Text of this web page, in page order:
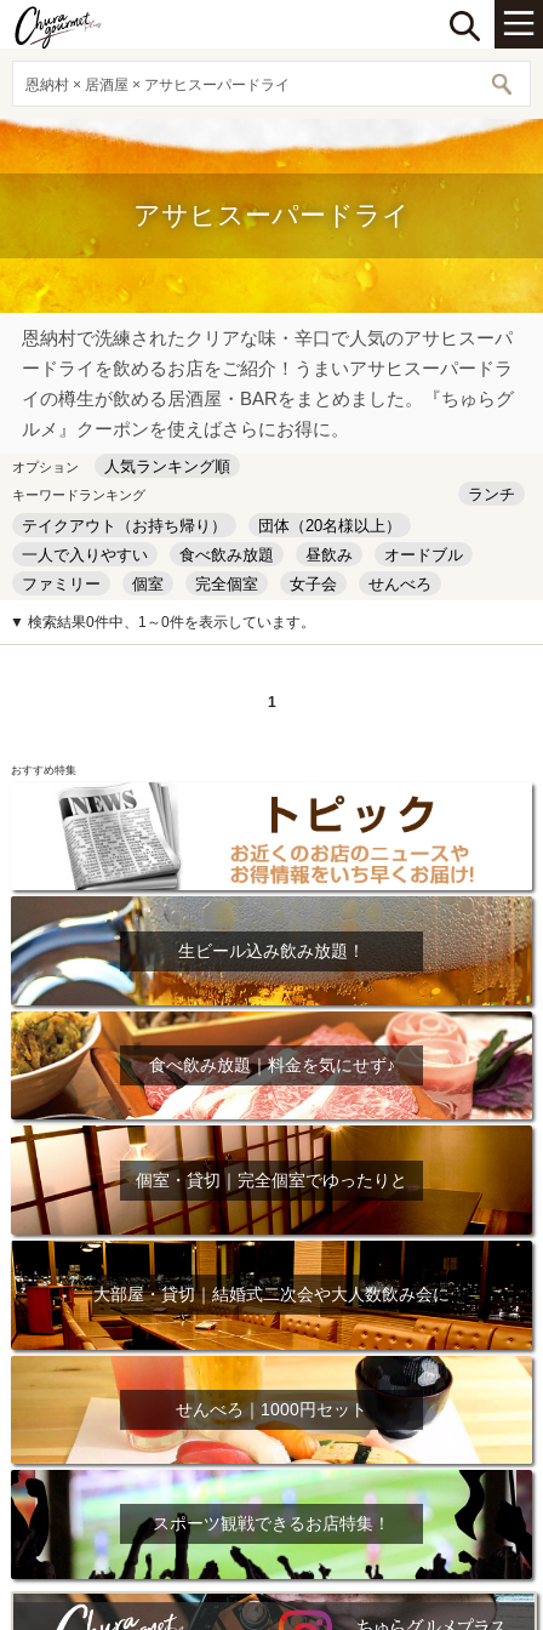
恩納村 × 居酒屋 × アサヒスーパードライ
アサヒスーパードライ
恩納村で洗練されたクリアな味・辛口で人気のアサヒスーパ
ードライを飲めるお店をご紹介！うまいアサヒスーパードラ
イの樽生が飲める居酒屋・BARをまとめました。『ちゅらグ
ルメ』クーポンを使えばさらにお得に。
オプション 人気ランキング順
キーワードランキング
ランチ
テイクアウト（お持ち帰り）
団体（20名様以上）
一人で入りやすい
食べ飲み放題 昼飲み
オードブル
ファミリー
個室 完全個室 女子会
せんべろ
キッズルーム
安い デート
▼ 検索結果0件中、1～0件を表示しています。
1
おすすめ特集
生ビール込み飲み放題！
食べ飲み放題｜料金を気にせず♪
個室・貸切｜完全個室でゆったりと
大部屋・貸切｜結婚式二次会や大人数飲み会に
せんべろ｜1000円セット
スポーツ観戦できるお店特集！